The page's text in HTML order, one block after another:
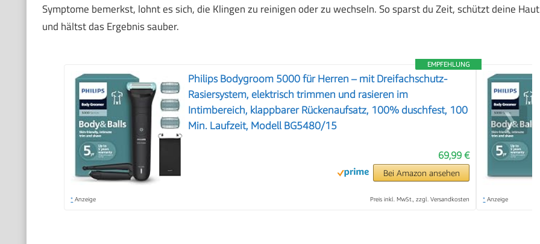
Symptome bemerkst, lohnt es sich, die Klingen zu reinigen oder zu wechseln. So sparst du Zeit, schützt deine Haut
und hältst das Ergebnis sauber.
EMPFEHLUNG
Philips Bodygroom 5000 für Herren – mit Dreifachschutz-
Rasiersystem, elektrisch trimmen und rasieren im
Intimbereich, klappbarer Rückenaufsatz, 100% duschfest, 100
Min. Laufzeit, Modell BG5480/15
69,99 €
Bei Amazon ansehen
* Anzeige Preis inkl. MwSt., zzgl. Versandkosten * Anzeige
❯